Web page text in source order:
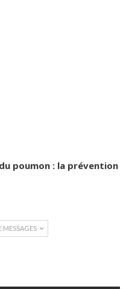
poumon : la prévention
MESSAGES